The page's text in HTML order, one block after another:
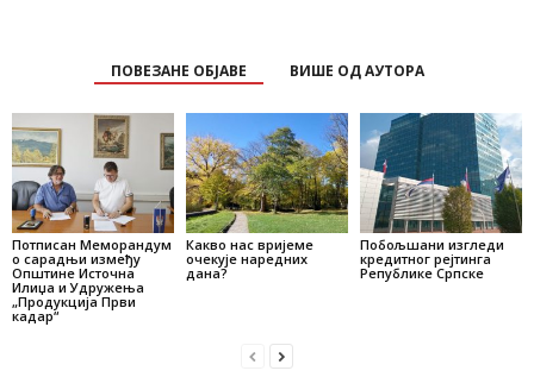
ПОВЕЗАНЕ ОБЈАВЕ ВИШЕ ОД АУТОРА
Потписан Меморандум
о сарадњи између
Општине Источна
Илиџа и Удружења
„Продукција Први
кадар“
Какво нас вријеме
очекује наредних
дана?
Побољшани изгледи
кредитног рејтинга
Републике Српске